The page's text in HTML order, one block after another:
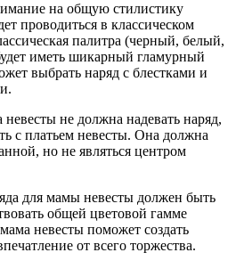
на общую стилистику
проводиться в классическом
палитра (черный, белый,
иметь шикарный гламурный
выбрать наряд с блестками и
не должна надевать наряд,
с платьем невесты. Она должна
но не являться центром
для мамы невесты должен быть
общей цветовой гамме
невесты поможет создать
от всего торжества.